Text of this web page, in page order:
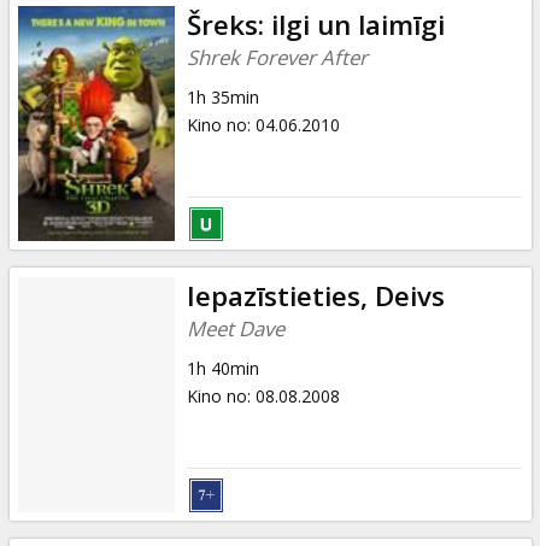
Šreks: ilgi un laimīgi
Shrek Forever After
1h 35min
Kino no: 04.06.2010
Iepazīstieties, Deivs
Meet Dave
1h 40min
Kino no: 08.08.2008